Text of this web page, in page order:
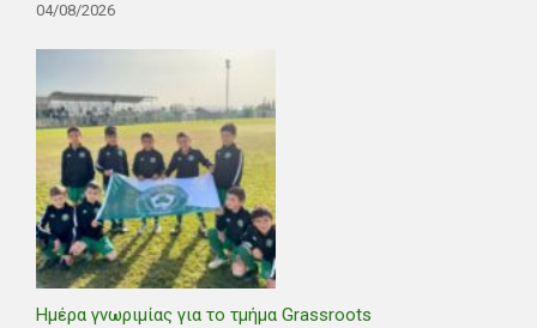
04/08/2026
Ημέρα γνωριμίας για το τμήμα Grassroots